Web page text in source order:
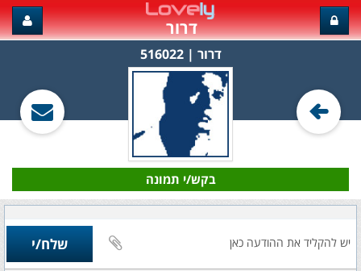
דרור
דרור‏ | 516022
בקש/י תמונה